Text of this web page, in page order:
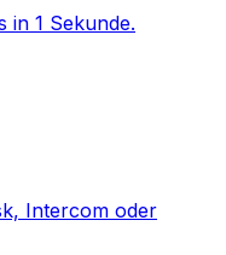
in 1 Sekunde.
Intercom oder